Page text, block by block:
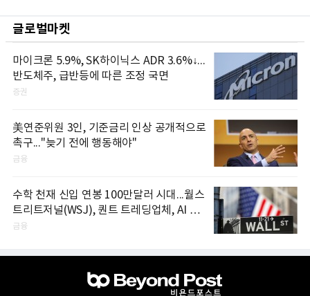
글로벌마켓
마이크론 5.9%, SK하이닉스 ADR 3.6%↓...
반도체주, 급반등에 따른 조정 국면
증권
美연준위원 3인, 기준금리 인상 공개적으로
촉구..."늦기 전에 행동해야"
금융
수학 천재 신입 연봉 100만달러 시대...월스
트리트저널(WSJ), 퀀트 트레딩업체, AI 기
업들 인재 확보 경쟁
금융